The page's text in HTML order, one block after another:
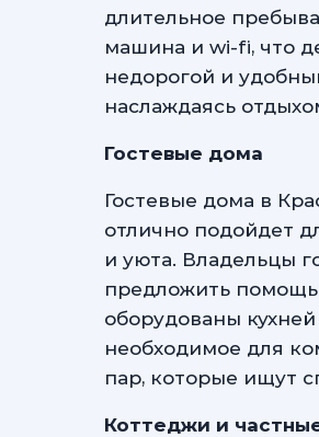
длительное
машина и wi-fi, что
недорогой и
наслаждаясь
Гостевые дома
Гостевые дома в
отлично подойдет
и уюта. Владельцы
предложить помощь
оборудованы
необходимое для
пар, которые ищут
Коттеджи и